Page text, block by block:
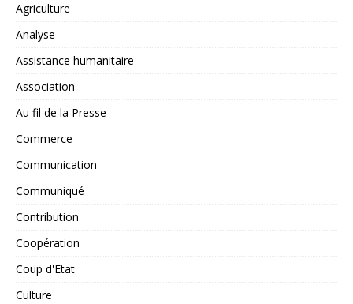
Agriculture
Analyse
Assistance humanitaire
Association
Au fil de la Presse
Commerce
Communication
Communiqué
Contribution
Coopération
Coup d'Etat
Culture